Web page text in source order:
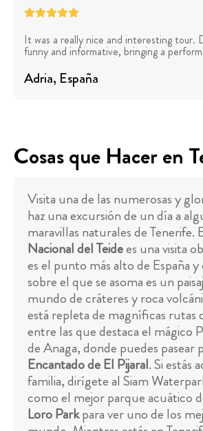
It was a really nice and interesting tour.
funny and informative, bringing a
Adria, España
Cosas que Hacer en
Visita una de las numerosas y
haz una excursión de un día a
maravillas naturales de Tenerife.
Nacional del Teidees una visita
es el punto más alto de España
sobre el que se asoma es un
mundo de cráteres y roca
está repleta de magníficas rutas
entre las que destaca el mágico
de Anaga, donde puedes pasear
Encantado de El Pijaral. Si estás
familia, dirígete al Siam
como el mejor parque acuático
Loro Parkpara ver uno de los